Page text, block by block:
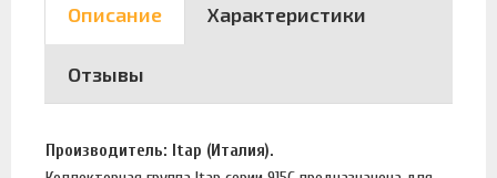
Описание Характеристики
Отзывы
Производитель: Itap (Италия).